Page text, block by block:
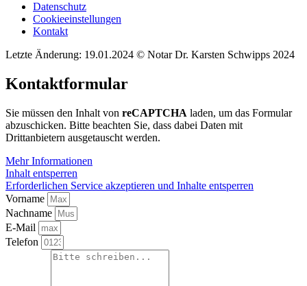
Datenschutz
Cookieeinstellungen
Kontakt
Letzte Änderung: 19.01.2024 © Notar Dr. Karsten Schwipps 2024
Kontaktformular
Sie müssen den Inhalt von reCAPTCHA laden, um das Formular
abzuschicken. Bitte beachten Sie, dass dabei Daten mit
Drittanbietern ausgetauscht werden.
Mehr Informationen
Inhalt entsperren
Erforderlichen Service akzeptieren und Inhalte entsperren
Vorname
Nachname
E-Mail
Telefon